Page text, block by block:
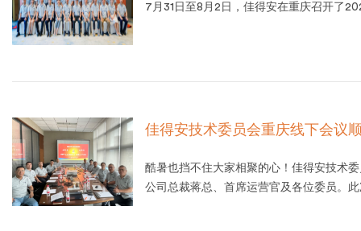
7月31日至8月2日，佳得安在重庆召开了
佳得安技术委员会重庆线下会议
酷暑也挡不住大家相聚的心！佳得安技术
公司总裁蒋总、首席运营官及各位委员。